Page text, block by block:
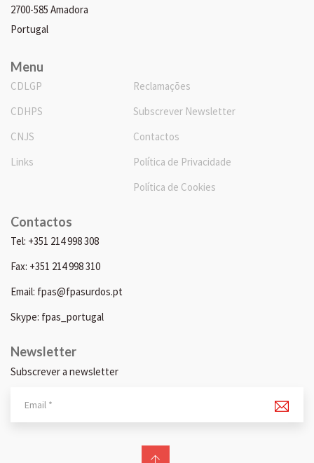
2700-585 Amadora
Portugal
Menu
CDLGP
CDHPS
CNJS
Links
Reclamações
Subscrever Newsletter
Contactos
Política de Privacidade
Política de Cookies
Contactos
Tel: +351 214 998 308
Fax: +351 214 998 310
Email: fpas@fpasurdos.pt
Skype: fpas_portugal
Newsletter
Subscrever a newsletter